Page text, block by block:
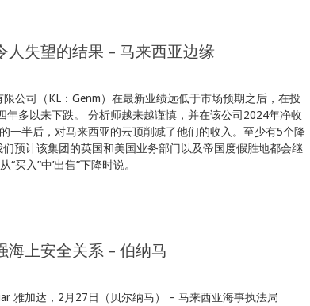
人失望的结果 – 马来西亚边缘
公司（KL：Genm）在最新业绩远低于市场预期之后，在投
年多以来下跌。 分析师越来越谨慎，并在该公司2024年净收
一半后，对马来西亚的云顶削减了他们的收入。至少有5个降
预计该集团的英国和美国业务部门以及帝国度假胜地都会继
买入”中’出售”下降时说。
海上安全关系 – 伯纳马
雅加达，2月27日（贝尔纳马） – 马来西亚海事执法局